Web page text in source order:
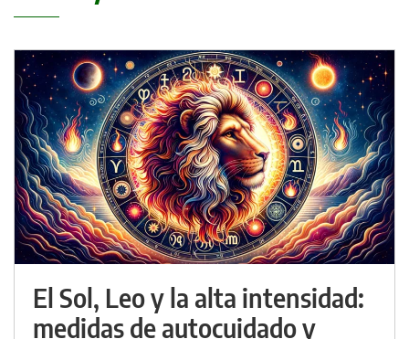
El Sol, Leo y la alta intensidad:
medidas de autocuidado y